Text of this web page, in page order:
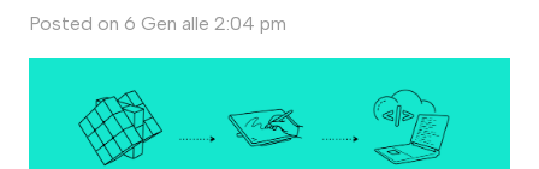
Posted on 6 Gen alle 2:04 pm